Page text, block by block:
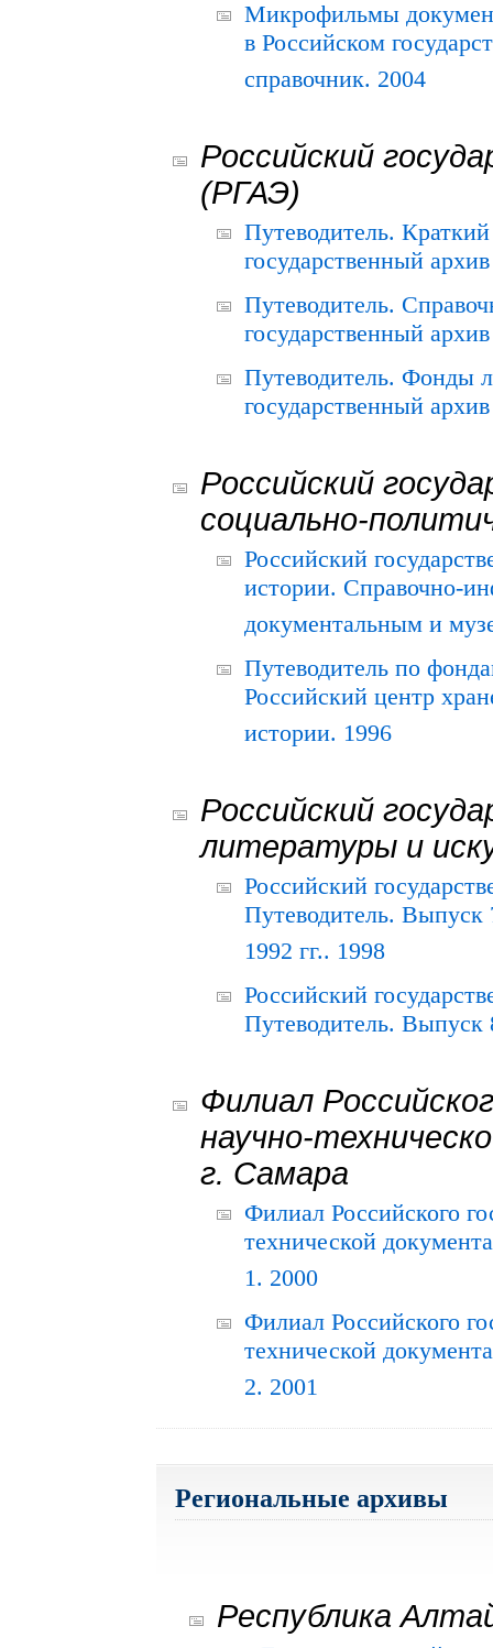
Микрофильмы
в Российском
справочник. 2004
Российский
(РГАЭ)
Путеводитель.
государственный
Путеводитель.
государственный
Путеводитель. Фонды
государственный
Российский
социально-
Российский
истории. Справочно-
документальным и
Путеводитель по
Российский центр
истории. 1996
Российский
литературы и
Российский
Путеводитель.
1992 гг.. 1998
Российский
Путеводитель. Выпуск
Филиал
научно-
г. Самара
Филиал Российского
технической
1. 2000
Филиал Российского
технической
2. 2001
Региональные архивы
Республика